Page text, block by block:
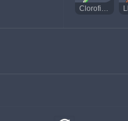
Clorofilo Refulgente